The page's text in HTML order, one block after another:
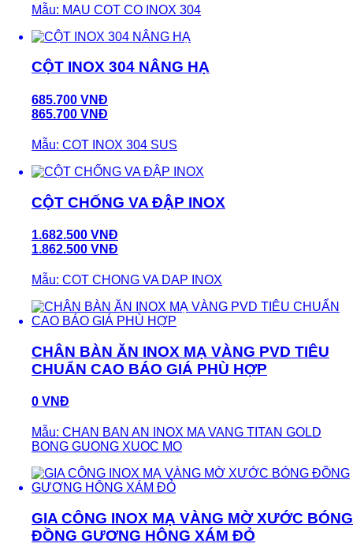
Mẫu: MAU COT CO INOX 304
CỘT INOX 304 NÂNG HẠ
685.700 VNĐ
865.700 VNĐ
Mẫu: COT INOX 304 SUS
CỘT CHỐNG VA ĐẬP INOX
1.682.500 VNĐ
1.862.500 VNĐ
Mẫu: COT CHONG VA DAP INOX
CHÂN BÀN ĂN INOX MẠ VÀNG PVD TIÊU
CHUẨN CAO BÁO GIÁ PHÙ HỢP
0 VNĐ
Mẫu: CHAN BAN AN INOX MA VANG TITAN GOLD
BONG GUONG XUOC MO
GIA CÔNG INOX MẠ VÀNG MỜ XƯỚC BÓNG
ĐỒNG GƯƠNG HÔNG XÁM ĐỎ